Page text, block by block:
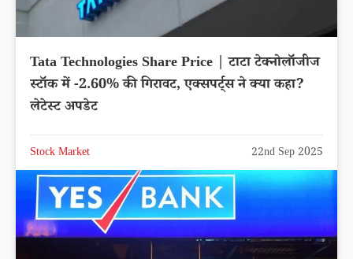
Tata Technologies Share Price | टाटा टेक्नोलॉजीज
स्टॉक में -2.60% की गिरावट, एक्सपर्ट्स ने क्या कहा?
लेटेस्ट अपडेट
Stock Market 22nd Sep 2025